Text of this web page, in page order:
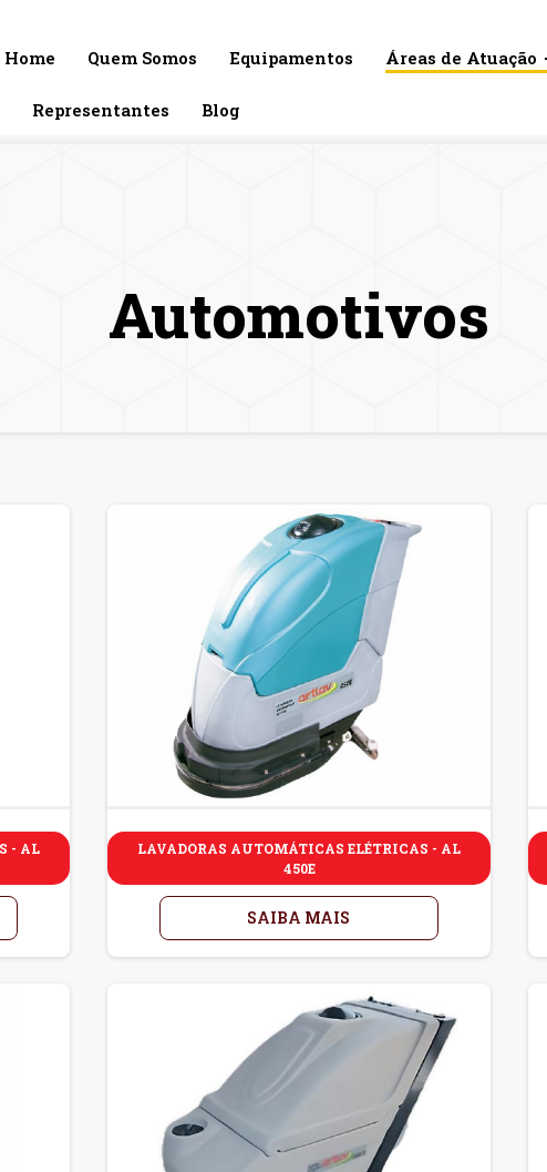
Home Quem Somos Equipamentos Áreas de Atuação
Representantes Blog
Automotivos
- AL
LAVADORAS AUTOMÁTICAS ELÉTRICAS - AL
450E
SAIBA MAIS